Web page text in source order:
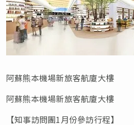
阿蘇熊本機場新旅客航廈大樓
阿蘇熊本機場新旅客航廈大樓
【知事訪問團1月份參訪行程】